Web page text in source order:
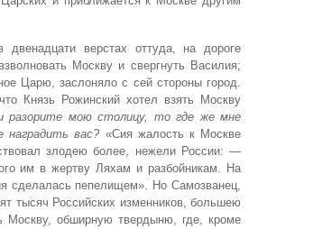
верстах оттуда, на дороге
Москву и свергнуть Василия;
Царю, заслоняло с сей стороны город.
Князь Рожинский хотел взять Москву
разорите мою столицу, то где же мне
вас? «Сия жалость к Москве
злодею более, нежели России: —
им в жертву Ляхам и разбойникам. На
сделалась пепелищем». Но Самозванец,
тысяч Российских изменников, большею
Москву, обширную твердыню, где, кроме